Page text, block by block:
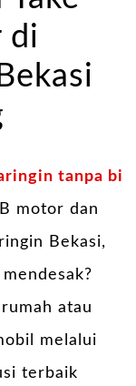
di
tanpa bi
motor dan
Bekasi,
atau
melalui
terbaik